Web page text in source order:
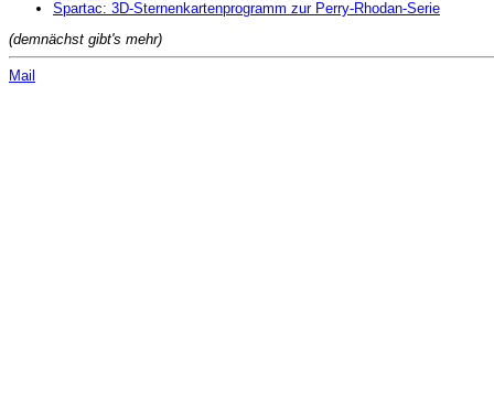
Spartac: 3D-Sternenkartenprogramm zur Perry-Rhodan-Serie
(demnächst gibt's mehr)
Mail